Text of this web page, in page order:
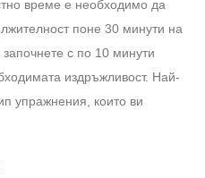
време е необходимо да
поне 30 минути на
с по 10 минути
издръжливост. Най-
упражнения, които ви